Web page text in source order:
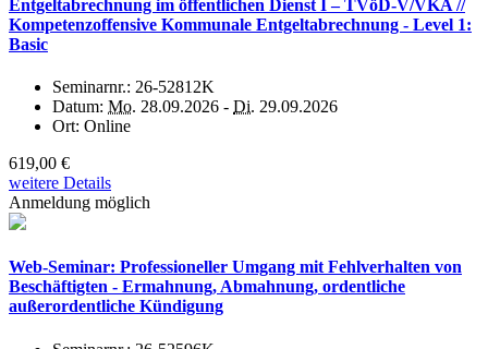
Entgeltabrechnung im öffentlichen Dienst I – TVöD-V/VKA //
Kompetenzoffensive Kommunale Entgeltabrechnung - Level 1:
Basic
Seminarnr.: 26-52812K
Datum: Mo. 28.09.2026 - Di. 29.09.2026
Ort: Online
619,00 €
weitere Details
Anmeldung möglich
Web-Seminar: Professioneller Umgang mit Fehlverhalten von
Beschäftigten - Ermahnung, Abmahnung, ordentliche
außerordentliche Kündigung